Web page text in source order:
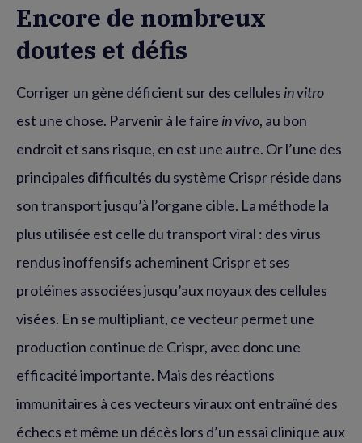
Encore de nombreux
doutes et défis
Corriger un gène déficient sur des cellules in vitro
est une chose. Parvenir à le faire in vivo, au bon
endroit et sans risque, en est une autre. Or l’une des
principales difficultés du système Crispr réside dans
son transport jusqu’à l’organe cible. La méthode la
plus utilisée est celle du transport viral : des virus
rendus inoffensifs acheminent Crispr et ses
protéines associées jusqu’aux noyaux des cellules
visées. En se multipliant, ce vecteur permet une
production continue de Crispr, avec donc une
efficacité importante. Mais des réactions
immunitaires à ces vecteurs viraux ont entraîné des
échecs et même un décès lors d’un essai clinique aux